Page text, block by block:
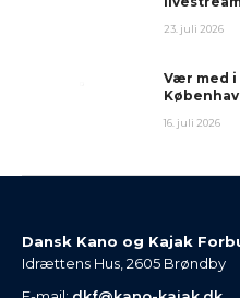
23. juli 2026
Vær med i
16. juli 2026
Dansk Kano og Kajak
Idrættens Hus, 2605 Brøndby